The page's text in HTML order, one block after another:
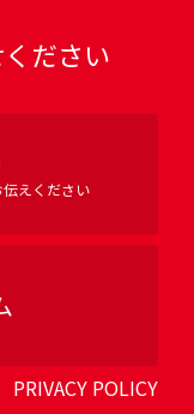
ださい
えください
PRIVACY POLICY